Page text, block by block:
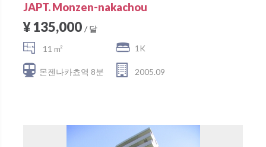
JAPT. Monzen-nakachou
¥ 135,000 / 달
11 m²
몬젠나카쵸역 8분
1K
2005.09